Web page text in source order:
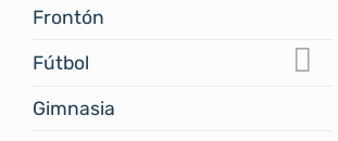
Frontón
Fútbol
Gimnasia